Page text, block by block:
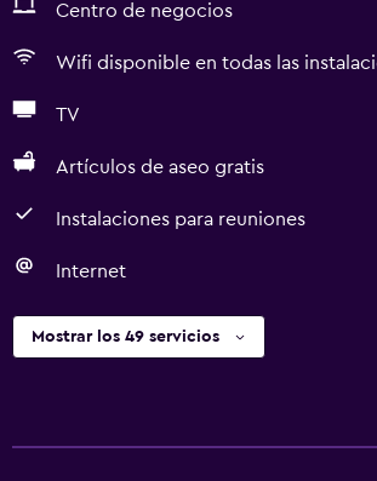
Centro de negocios
Wifi disponible en todas las
TV
Artículos de aseo gratis
Instalaciones para reuniones
Internet
Mostrar los 49 servicios